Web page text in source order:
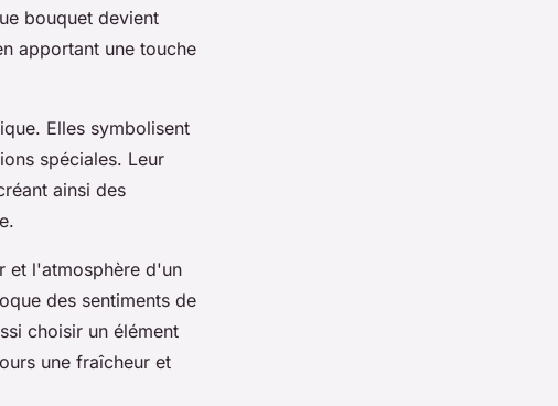
bouquet devient
apportant une touche
Elles symbolisent
spéciales. Leur
ainsi des
et l'atmosphère d'un
des sentiments de
choisir un élément
une fraîcheur et